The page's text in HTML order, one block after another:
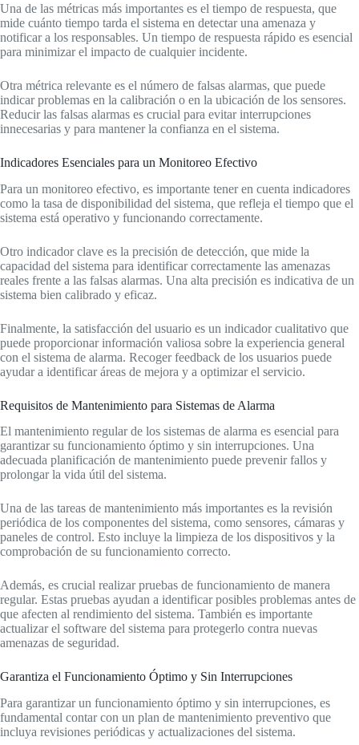
Una de las métricas más importantes es el tiempo de respuesta, que
mide cuánto tiempo tarda el sistema en detectar una amenaza y
notificar a los responsables. Un tiempo de respuesta rápido es esencial
para minimizar el impacto de cualquier incidente.
Otra métrica relevante es el número de falsas alarmas, que puede
indicar problemas en la calibración o en la ubicación de los sensores.
Reducir las falsas alarmas es crucial para evitar interrupciones
innecesarias y para mantener la confianza en el sistema.
Indicadores Esenciales para un Monitoreo Efectivo
Para un monitoreo efectivo, es importante tener en cuenta indicadores
como la tasa de disponibilidad del sistema, que refleja el tiempo que el
sistema está operativo y funcionando correctamente.
Otro indicador clave es la precisión de detección, que mide la
capacidad del sistema para identificar correctamente las amenazas
reales frente a las falsas alarmas. Una alta precisión es indicativa de un
sistema bien calibrado y eficaz.
Finalmente, la satisfacción del usuario es un indicador cualitativo que
puede proporcionar información valiosa sobre la experiencia general
con el sistema de alarma. Recoger feedback de los usuarios puede
ayudar a identificar áreas de mejora y a optimizar el servicio.
Requisitos de Mantenimiento para Sistemas de Alarma
El mantenimiento regular de los sistemas de alarma es esencial para
garantizar su funcionamiento óptimo y sin interrupciones. Una
adecuada planificación de mantenimiento puede prevenir fallos y
prolongar la vida útil del sistema.
Una de las tareas de mantenimiento más importantes es la revisión
periódica de los componentes del sistema, como sensores, cámaras y
paneles de control. Esto incluye la limpieza de los dispositivos y la
comprobación de su funcionamiento correcto.
Además, es crucial realizar pruebas de funcionamiento de manera
regular. Estas pruebas ayudan a identificar posibles problemas antes de
que afecten al rendimiento del sistema. También es importante
actualizar el software del sistema para protegerlo contra nuevas
amenazas de seguridad.
Garantiza el Funcionamiento Óptimo y Sin Interrupciones
Para garantizar un funcionamiento óptimo y sin interrupciones, es
fundamental contar con un plan de mantenimiento preventivo que
incluya revisiones periódicas y actualizaciones del sistema.